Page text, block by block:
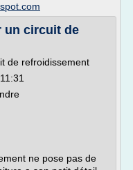
un circuit de
de refroidissement
ne pose pas de